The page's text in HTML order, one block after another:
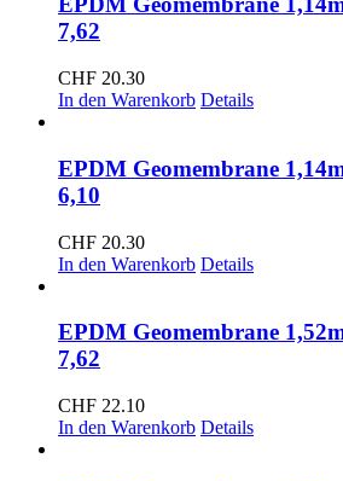
7,62
CHF 20.30
In den Warenkorb Details
EPDM Geomembrane
6,10
CHF 20.30
In den Warenkorb Details
EPDM Geomembrane
7,62
CHF 22.10
In den Warenkorb Details